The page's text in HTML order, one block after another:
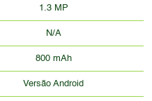
1.3 MP
N/A
800 mAh
Versão Android